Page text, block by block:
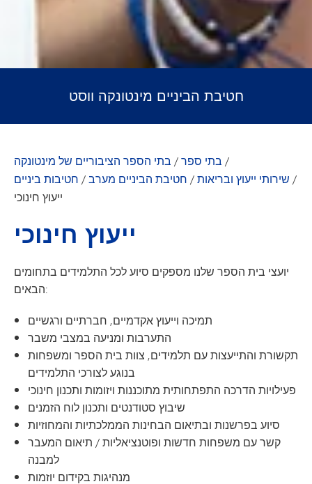
חטיבת הביניים מינטונקה ווסט
בתי הספר הציבוריים של מינטונקה /בתי ספר /
חטיבות ביניים /חטיבת הביניים מערב /שירותי ייעוץ ובריאות /
ייעוץ חינוכי
ייעוץ חינוכי
יועצי בית הספר שלנו מספקים סיוע לכל התלמידים בתחומים
הבאים:
תמיכה וייעוץ אקדמיים, חברתיים ורגשיים
התערבות ומניעה במצבי משבר
תקשורת והתייעצות עם תלמידים, צוות בית הספר ומשפחות
בנוגע לצורכי התלמידים
פעילויות הדרכה התפתחותית מתוכננות ויזומות ותכנון חינוכי
שיבוץ סטודנטים ותכנון לוח הזמנים
סיוע בפרשנות ובתיאום הבחינות הממלכתיות והמחוזיות
קשר עם משפחות חדשות ופוטנציאליות / תיאום המעבר
למבנה
מנהיגות בקידום יוזמות